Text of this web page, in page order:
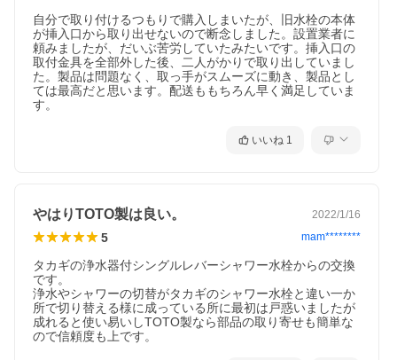
自分で取り付けるつもりで購入しまいたが、旧水栓の本体
が挿入口から取り出せないので断念しました。設置業者に
頼みましたが、だいぶ苦労していたみたいです。挿入口の
取付金具を全部外した後、二人がかりで取り出していまし
た。製品は問題なく、取っ手がスムーズに動き、製品とし
ては最高だと思います。配送ももちろん早く満足していま
す。
いいね 1
やはりTOTO製は良い。 2022/1/16
5 mam********
タカギの浄水器付シングルレバーシャワー水栓からの交換
です。
浄水やシャワーの切替がタカギのシャワー水栓と違い一か
所で切り替える様に成っている所に最初は戸惑いましたが
成れると使い易いしTOTO製なら部品の取り寄せも簡単な
ので信頼度も上です。